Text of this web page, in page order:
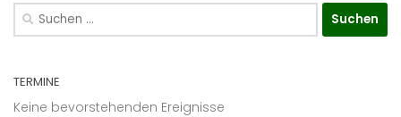
Suchen
nach:
TERMINE
Keine bevorstehenden Ereignisse